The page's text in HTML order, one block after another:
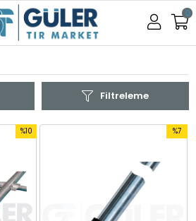
0
Filtreleme
%10
%7